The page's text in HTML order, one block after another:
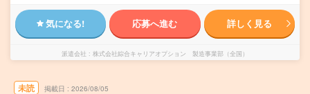
気になる! 応募へ進む 詳しく見る
派遣会社 株式会社綜合キャリアオプション 製造事業部（全国）
未読 掲載日 2026/08/05